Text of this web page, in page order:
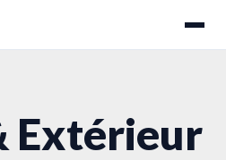
Extérieur